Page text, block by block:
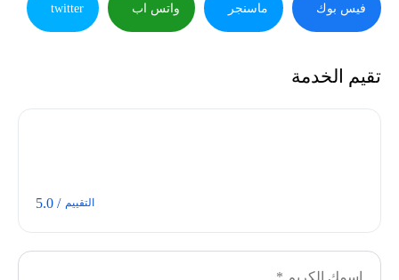
فيس بوك ماسنجر واتس اب twitter
تقيم الخدمة
التقييم / 5.0